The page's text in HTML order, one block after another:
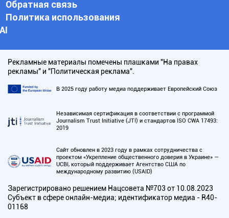
Обратная связь
Политика использования
АI
Рекламные материалы помечены плашками "На правах
рекламы" и "Политическая реклама".
В 2025 году работу медиа поддерживает Европейский Союз
Независимая сертификация в соответствии с программой
Journalism Trust Initiative (JTI) и стандартов ISO CWA 17493:
2019
Сайт обновлен в 2023 году в рамках сотрудничества с
проектом «Укрепление общественного доверия в Украине» —
UCBI, который поддерживает Агентство США по
международному развитию (USAID)
Зарегистрировано решением Нацсовета №703 от 10.08.2023
Субъект в сфере онлайн-медиа; идентификатор медиа - R40-
01168